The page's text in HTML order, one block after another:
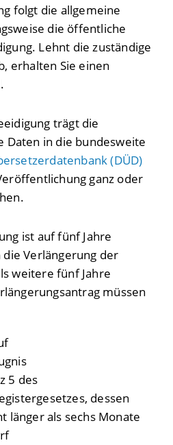
folgt die allgemeine
die öffentliche
Lehnt die zuständige
erhalten Sie einen
trägt die
Daten in die bundesweite
(DÜD)
ganz oder
ist auf fünf Jahre
Verlängerung der
weitere fünf Jahre
müssen
5 des
dessen
länger als sechs Monate